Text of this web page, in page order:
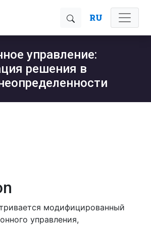
RU
управление:
решения в
модифицированный
управления,